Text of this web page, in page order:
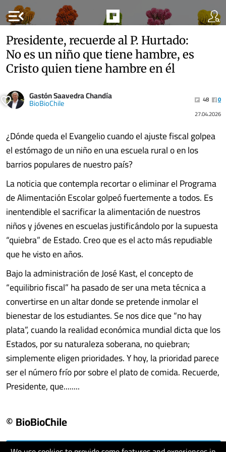
menu_open
Presidente, recuerde al P. Hurtado:
No es un niño que tiene hambre, es
Cristo quien tiene hambre en él
Gastón Saavedra Chandía
BioBioChile 48
0
27.04.2026
¿Dónde queda el Evangelio cuando el ajuste fiscal golpea
el estómago de un niño en una escuela rural o en los
barrios populares de nuestro país?
La noticia que contempla recortar o eliminar el Programa
de Alimentación Escolar golpeó fuertemente a todos. Es
inentendible el sacrificar la alimentación de nuestros
niños y jóvenes en escuelas justificándolo por la supuesta
“quiebra” de Estado. Creo que es el acto más repudiable
que he visto en años.
Bajo la administración de José Kast, el concepto de
“equilibrio fiscal” ha pasado de ser una meta técnica a
convertirse en un altar donde se pretende inmolar el
bienestar de los estudiantes. Se nos dice que “no hay
plata”, cuando la realidad económica mundial dicta que los
Estados, por su naturaleza soberana, no quiebran;
simplemente eligen prioridades. Y hoy, la prioridad parece
ser el número frío por sobre el plato de comida. Recuerde,
Presidente, que........
© BioBioChile